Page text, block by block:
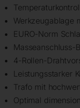
Werkzeugablage
EURO-Norm
Masseanschluss-
4-Rollen-
Leistungsstarker
Trafo mit
Optimal